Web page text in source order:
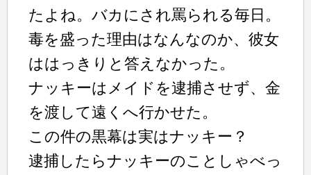
たよね。バカにされ罵られる毎日。
毒を盛った理由はなんなのか、彼女
ははっきりと答えなかった。
ナッキーはメイドを逮捕させず、金
を渡して遠くへ行かせた。
この件の黒幕は実はナッキー？
逮捕したらナッキーのことしゃべっ